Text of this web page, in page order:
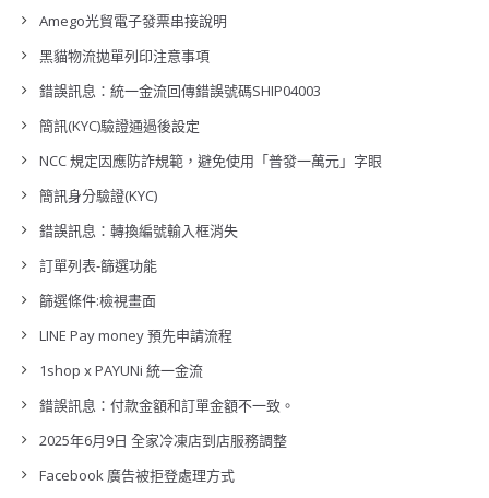
Amego光貿電子發票串接說明
黑貓物流拋單列印注意事項
錯誤訊息：統一金流回傳錯誤號碼SHIP04003
簡訊(KYC)驗證通過後設定
NCC 規定因應防詐規範，避免使用「普發一萬元」字眼
簡訊身分驗證(KYC)
錯誤訊息：轉換編號輸入框消失
訂單列表-篩選功能
篩選條件:檢視畫面
LINE Pay money 預先申請流程
1shop x PAYUNi 統一金流
錯誤訊息：付款金額和訂單金額不一致。
2025年6月9日 全家冷凍店到店服務調整
Facebook 廣告被拒登處理方式